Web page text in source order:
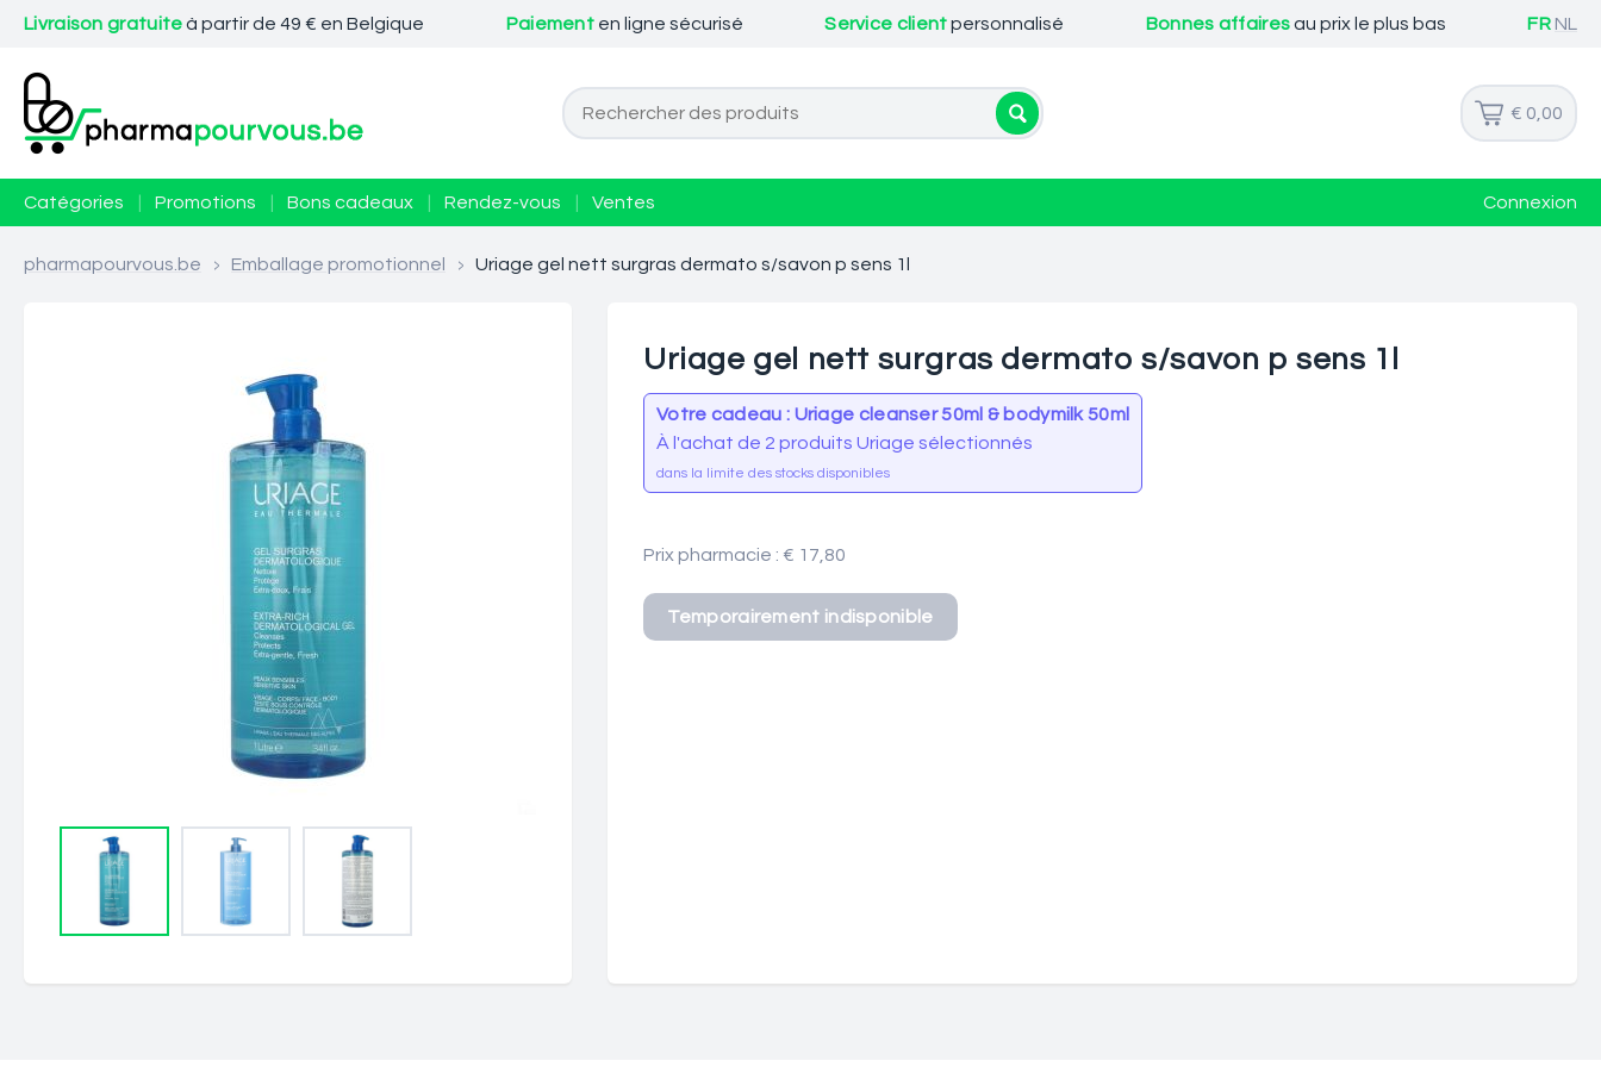
Livraison gratuiteà partir de 49 € en Belgique Paiement en ligne sécurisé Service clientpersonnalisé Bonnes affairesau prix le plus bas FR NL
€ 0,00
Catégories Promotions Bons cadeaux Rendez-vous Ventes Connexion
pharmapourvous.be > Emballage promotionnel > Uriage gel nett surgras dermato s/savon p sens 1l
Uriage gel nett surgras dermato s/savon p sens 1l
Votre cadeau : Uriage cleanser 50ml & bodymilk 50ml
À l'achat de 2 produits Uriage sélectionnés
dans la limite des stocks disponibles
Prix pharmacie : € 17,80